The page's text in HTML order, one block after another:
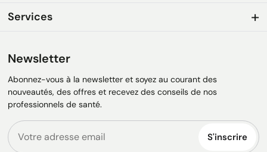
Services
Newsletter
Abonnez-vous à la newsletter et soyez au courant des
nouveautés, des offres et recevez des conseils de nos
professionnels de santé.
S'inscrire